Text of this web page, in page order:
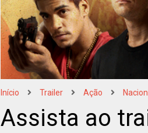
Início Trailer Ação
Assista ao